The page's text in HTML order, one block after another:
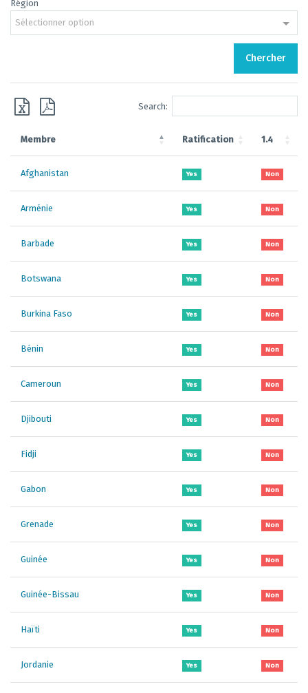
Région
Sélectionner option
Chercher
Search:
Membre Ratification 1.4
Afghanistan Yes Non
Arménie Yes Non
Barbade Yes Non
Botswana Yes Non
Burkina Faso Yes Non
Bénin Yes Non
Cameroun Yes Non
Djibouti Yes Non
Fidji Yes Non
Gabon Yes Non
Grenade Yes Non
Guinée Yes Non
Guinée-Bissau Yes Non
Haïti Yes Non
Jordanie Yes Non